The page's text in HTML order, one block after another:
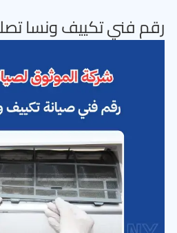
رقم فني تكييف ونسا